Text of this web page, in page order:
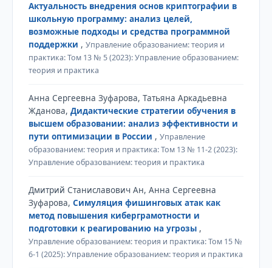
Актуальность внедрения основ криптографии в
школьную программу: анализ целей,
возможные подходы и средства программной
поддержки , Управление образованием: теория и
практика: Том 13 № 5 (2023): Управление образованием:
теория и практика
Анна Сергеевна Зуфарова, Татьяна Аркадьевна
Жданова, Дидактические стратегии обучения в
высшем образовании: анализ эффективности и
пути оптимизации в России , Управление
образованием: теория и практика: Том 13 № 11-2 (2023):
Управление образованием: теория и практика
Дмитрий Станиславович Ан, Анна Сергеевна
Зуфарова, Симуляция фишинговых атак как
метод повышения киберграмотности и
подготовки к реагированию на угрозы ,
Управление образованием: теория и практика: Том 15 №
6-1 (2025): Управление образованием: теория и практика